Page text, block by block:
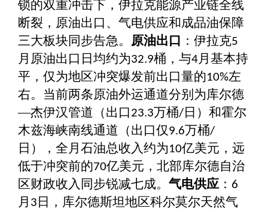
锁的双重冲击下，伊拉克能源产业链全线
断裂，原油出口、气电供应和成品油保障
三大板块同步告急。 原油出口 ：伊拉克5
月原油出口日均约为32.9桶，与4月基本持
平，仅为地区冲突爆发前出口量的10%左
右。当前两条原油外运通道分别为库尔德
—杰伊汉管道（出口23.3万桶/日）和霍尔
木兹海峡南线通道（出口仅9.6万桶/
日），全月石油总收入约为10亿美元，远
低于冲突前的70亿美元，北部库尔德自治
区财政收入同步锐减七成。 气电供应 ： 6
月 3 日，库尔德斯坦地区科尔莫尔天然气